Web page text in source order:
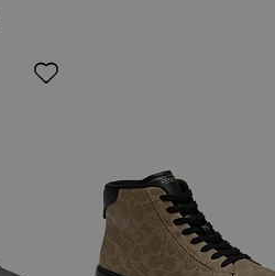
gepolsterte Einlegesohle und